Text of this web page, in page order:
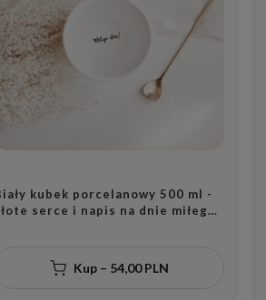
kubek porcelanowy 500 ml -
serce i napis na dnie miłego
Kup – 54,00 PLN